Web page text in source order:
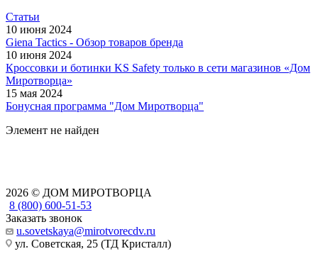
Статьи
10 июня 2024
Giena Tactics - Обзор товаров бренда
10 июня 2024
Кроссовки и ботинки KS Safety только в сети магазинов «Дом
Миротворца»
15 мая 2024
Бонусная программа "Дом Миротворца"
Элемент не найден
2026 © ДОМ МИРОТВОРЦА
8 (800) 600-51-53
Заказать звонок
u.sovetskaya@mirotvorecdv.ru
ул. Советская, 25 (ТД Кристалл)